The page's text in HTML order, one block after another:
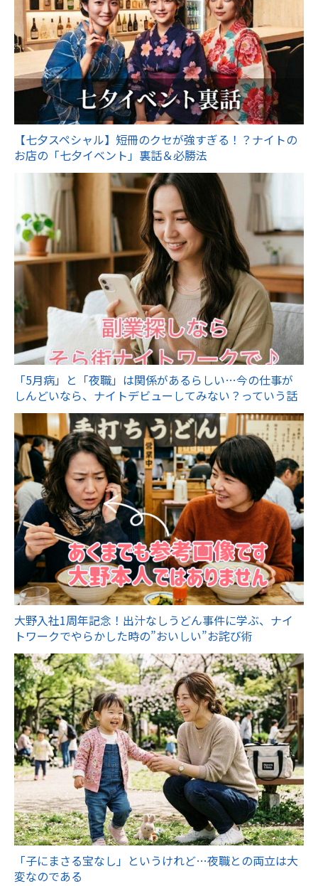
【七夕スペシャル】短冊のクセが強すぎる！？ナイトの
お店の「七夕イベント」裏話＆必勝法
「5月病」と「夜職」は関係があるらしい…今の仕事が
しんどいなら、ナイトデビューしてみない？っていう話
大野入社1周年記念！出汁なしうどん事件に学ぶ、ナイ
トワークでやらかした時の”おいしい”お詫び術
「子にまさる宝なし」というけれど…夜職との両立は大
変なのである